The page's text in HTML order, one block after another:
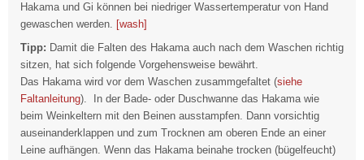
Hakama und Gi können bei niedriger Wassertemperatur von Hand
gewaschen werden. [wash]
Tipp: Damit die Falten des Hakama auch nach dem Waschen richtig
sitzen, hat sich folgende Vorgehensweise bewährt.
Das Hakama wird vor dem Waschen zusammgefaltet (siehe
Faltanleitung). In der Bade- oder Duschwanne das Hakama wie
beim Weinkeltern mit den Beinen ausstampfen. Dann vorsichtig
auseinanderklappen und zum Trocknen am oberen Ende an einer
Leine aufhängen. Wenn das Hakama beinahe trocken (bügelfeucht)